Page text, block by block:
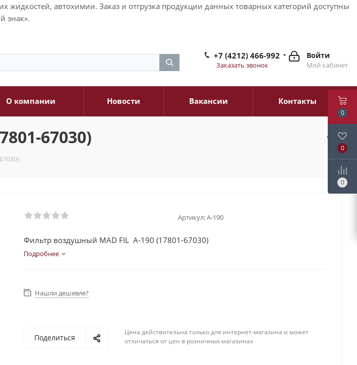
жидкостей, автохимии. Заказ и отгрузка продукции данных товарных категорий доступны
знак».
Войти
Мой кабинет
+7 (4212) 466-992
Заказать звонок
О компании Новости Вакансии Контакты
67030)
Артикул:A-190
Фильтр воздушный MAD FIL A-190 (17801-67030)
Подробнее
Нашли дешевле?
Поделиться
Цена действительна только для интернет-магазина и может
отличаться от цен в розничных магазинах
0
0
0